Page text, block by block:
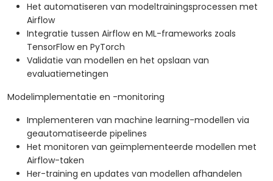
Het automatiseren van modeltrainingsprocessen met
Airflow
Integratie tussen Airflow en ML-frameworks zoals
TensorFlow en PyTorch
Validatie van modellen en het opslaan van
evaluatiemetingen
Modelimplementatie en -monitoring
Implementeren van machine learning-modellen via
geautomatiseerde pipelines
Het monitoren van geïmplementeerde modellen met
Airflow-taken
Her-training en updates van modellen afhandelen